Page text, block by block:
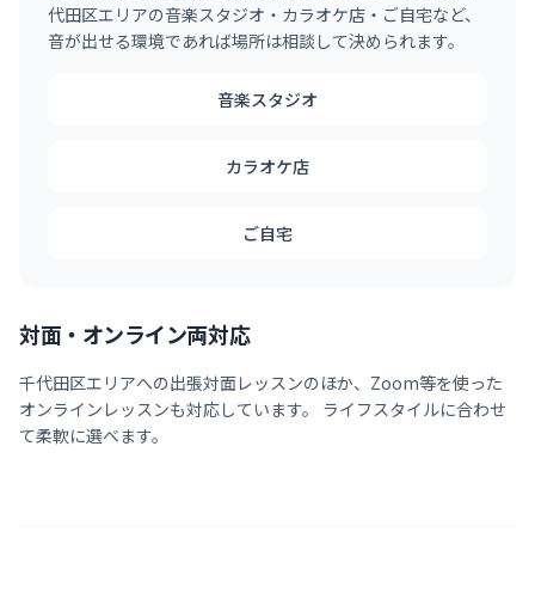
代田区エリアの音楽スタジオ・カラオケ店・ご自宅など、
音が出せる環境であれば場所は相談して決められます。
音楽スタジオ
カラオケ店
ご自宅
対面・オンライン両対応
千代田区エリアへの出張対面レッスンのほか、Zoom等を使った
オンラインレッスンも対応しています。 ライフスタイルに合わせ
て柔軟に選べます。